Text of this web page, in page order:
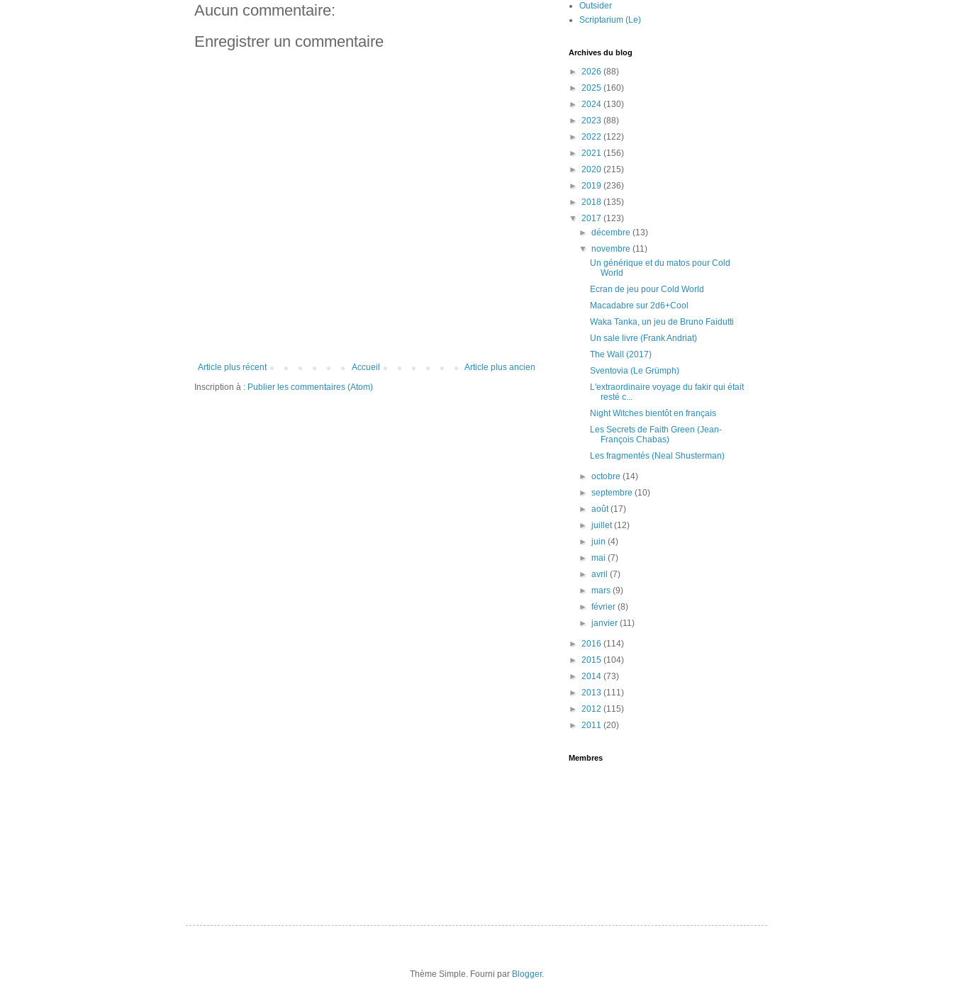
Aucun commentaire:
Enregistrer un commentaire
Article plus récent Article plus ancien
Accueil
Inscription à : Publier les commentaires (Atom)
Outsider
Scriptarium (Le)
Archives du blog
► 2026 (88)
► 2025 (160)
► 2024 (130)
► 2023 (88)
► 2022 (122)
► 2021 (156)
► 2020 (215)
► 2019 (236)
► 2018 (135)
▼ 2017 (123)
►décembre(13)
▼novembre(11)
Un générique et du matos pour Cold
World
Ecran de jeu pour Cold World
Macadabre sur 2d6+Cool
Waka Tanka, un jeu de Bruno Faidutti
Un sale livre (Frank Andriat)
The Wall (2017)
Sventovia (Le Grümph)
L'extraordinaire voyage du fakir qui était
resté c...
Night Witches bientôt en français
Les Secrets de Faith Green (Jean-
François Chabas)
Les fragmentés (Neal Shusterman)
►octobre(14)
►septembre(10)
►août(17)
►juillet(12)
►juin(4)
►mai(7)
►avril(7)
►mars(9)
►février(8)
►janvier(11)
► 2016 (114)
► 2015 (104)
► 2014 (73)
► 2013 (111)
► 2012 (115)
► 2011 (20)
Membres
Thème Simple. Fourni par Blogger.